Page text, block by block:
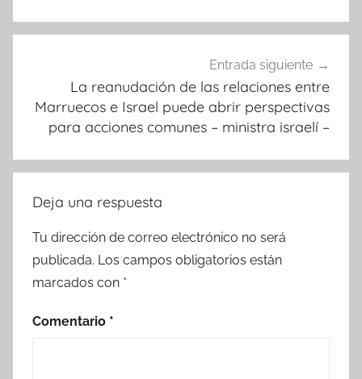
Entrada siguiente
La reanudación de las relaciones entre
Marruecos e Israel puede abrir perspectivas
para acciones comunes – ministra israelí –
Deja una respuesta
Tu dirección de correo electrónico no será
publicada. Los campos obligatorios están
marcados con *
Comentario *